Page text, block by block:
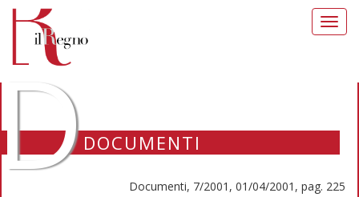
DOCUMENTI
Documenti, 7/2001, 01/04/2001, pag. 225